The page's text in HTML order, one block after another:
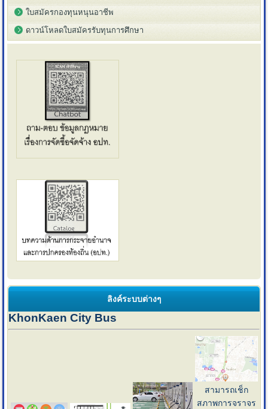
ใบสมัครกองทุนหนุนอาชีพ
ดาวน์โหลดใบสมัครรับทุนการศึกษา
ลิงค์ระบบต่างๆ
KhonKaen City Bus
สามารถเช็ก
สภาพการจราจร